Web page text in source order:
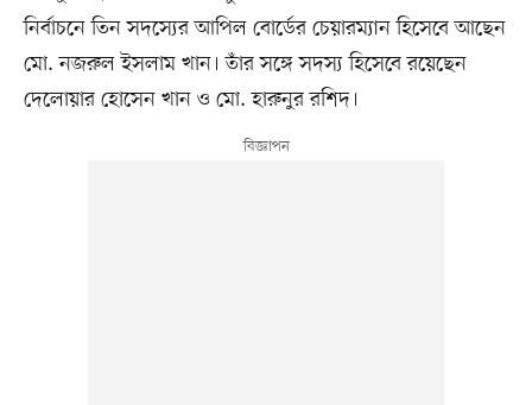
নির্বাচনে তিন সদস্যের আপিল বোর্ডের চেয়ারম্যান হিসেবে আছেন
মো. নজরুল ইসলাম খান। তাঁর সঙ্গে সদস্য হিসেবে রয়েছেন
দেলোয়ার হোসেন খান ও মো. হারুনুর রশিদ।